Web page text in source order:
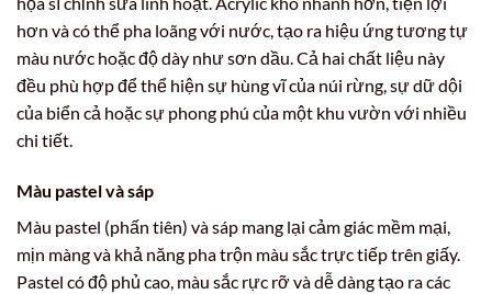
hơn và có thể pha loãng với nước, tạo ra hiệu ứng tương tự
màu nước hoặc độ dày như sơn dầu. Cả hai chất liệu này
đều phù hợp để thể hiện sự hùng vĩ của núi rừng, sự dữ dội
của biển cả hoặc sự phong phú của một khu vườn với nhiều
chi tiết.
Màu pastel và sáp
Màu pastel (phấn tiên) và sáp mang lại cảm giác mềm mại,
mịn màng và khả năng pha trộn màu sắc trực tiếp trên giấy.
Pastel có độ phủ cao, màu sắc rực rỡ và dễ dàng tạo ra các